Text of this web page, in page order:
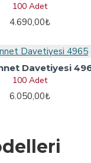
100 Adet
4.690,00₺
Davetiyesi
100 Adet
6.050,00₺